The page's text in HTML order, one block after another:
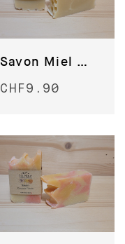
Savon Miel du Valais
CHF 9.90